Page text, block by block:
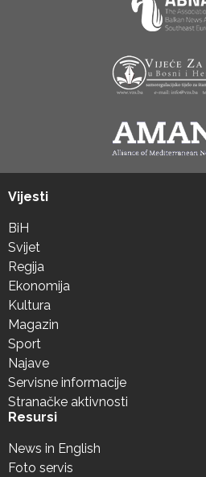
Vijesti
BiH
Svijet
Regija
Ekonomija
Kultura
Magazin
Sport
Najave
Servisne informacije
Stranačke aktivnosti
Resursi
News in English
Foto servis